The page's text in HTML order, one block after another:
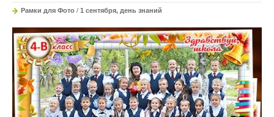
Рамки для Фото / 1 сентября, день знаний